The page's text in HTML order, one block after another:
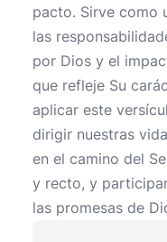
pacto. Sirve como
las
por Dios y el
que refleje Su
aplicar este
dirigir nuestras
en el camino del
y recto, y
las promesas de